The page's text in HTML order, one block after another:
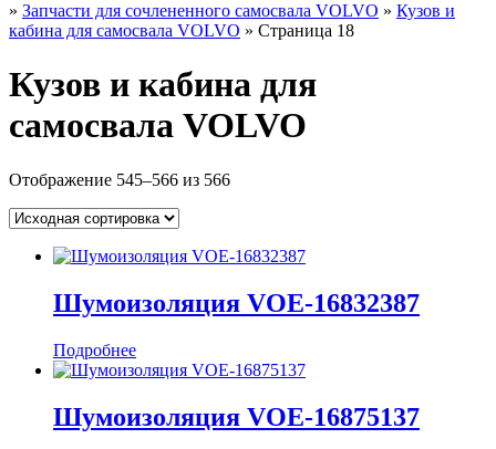
» Запчасти для сочлененного самосвала VOLVO » Кузов и
кабина для самосвала VOLVO » Страница 18
Кузов и кабина для
самосвала VOLVO
Отображение 545–566 из 566
Шумоизоляция VOE-16832387
Подробнее
Шумоизоляция VOE-16875137